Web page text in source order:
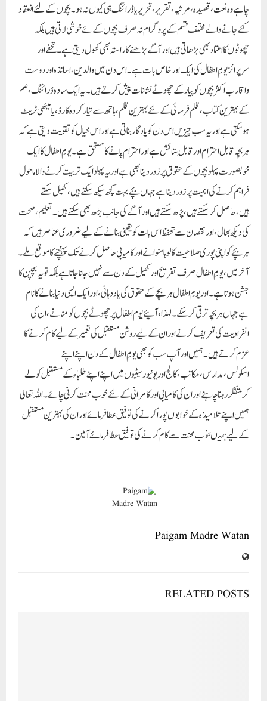
چاہے وہ نعت،قصیدہ، مرثیہ،تقریر ،تحریر یا ڈرائنگ ہی کیوں نہ ہو۔ بچوں کے لئے انعقاد
کئے جانے والے مختلف قسم کے پروگرام نہ صرف بچوں کے ئے خوشی لاتی ہیں بلکہ
چھوٹوں کا اعتماد بھی بڑھاتی ہیں اور آگے بڑھنے کا راستہ بھی کھول دیتی ہے ۔تحفے اور
سرپرائز یومِ اطفال کی ایک اور خاص بات ہے۔اس دن میں والدین، اساتذہ اور دوست
واقارب اکثر بچوں کو پیار کے چھوٹے نشانات پیش کرتے ہیں۔ یہ ایک سادہ ڈرائنگ،علم
کے بہترین کتاب،قلم فرسائی کے لئے بہترین قلم، ہاتھ سے تیار کردہ کارڈ، یا میٹھی ٹریٹ
ہو سکتی ہے اور یہ سب چیزیں اس دن کو یادگار بناتی ہے اور اس خیال کو تقویت دیتی ہے کہ
ہر بچہ قابل احترام اور قابلِ ستائش ہے اور احترام پانے کا مستحق ہے۔یومِ اطفال کا ایک
خوبصورت پہلو بچوں کے حقوق پر زور دینا بھی ہے اور یہ پہلو ایک تربیت کرنے والا ماحول
فراہم کرنے کی اہمیت پر زور دیتاہے جہاں بچے بہت کچھ سیکھ سکتے ہیں، کھیل سکتے
ہیں،حاصل کر سکتے ہیں،پڑھ سکتے ہیں اور آگے کی جانب بڑھ بھی سکتے ہیں۔ تعلیم، صحت
کی دیکھ بھال، اور نقصان سے تحفظ اس بات کو یقینی بنانے کے لیے ضروری عناصر ہیں کہ
ہر بچے کو اپنی پوری صلاحیت کا لوہا منوانے اور کامیابی حاصل کرنے تک پہنچنے کا موقع ملے۔
آخر میں، یومِ اطفال صرف تفریح اور کھیل کے دن سے نہیں جانا جاتا ہے بلکہ تو یہ بچپن کا
جشن ہوتا ہے۔اور یومِ اطفال ہر بچے کے حقوق کی یاد دہانی، اور ایک ایسی دنیا بنانے کا نام
ہے جہاں ہر بچہ ترقی کر سکے۔ لہذا، آئیے یوم اطفال پر چھوٹے بچوں کو منانے، ان کی
انفرادیت کی تعریف کرنے اور ان کے لیے روشن مستقبل کی تعمیر کے لیے کام کرنے کا
عزم کرتے ہیں ۔ہمیں اور آپ سب کو بھی یومِ اطفال کے دن اپنے اپنے
اسکولس،مدارس،مکاتب،کالج اور یونیورسیٹیوں میں اپنے اپنے طلباء کے مستقبل کو لے
کر متفکر رہنا چاہئے اور ان کی کامیابی او ر کامرانی کے لئے خوب محنت کرنی چائے۔ اللہ تعالی
ہمیں اپنے تلامیذہ کے خوابوں پورا کرنے کی توفیق عطا فرمائے اوران کی بہترین مستقبل
کے لیے ہمیںخوب محنت سے کام کرنے کی توفیق عطا فرمائے آمین۔
Paigam Madre Watan
RELATED POSTS